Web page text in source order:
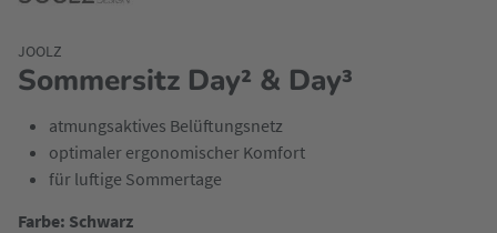
Sommersitz Day² & Day³
JOOLZ
atmungsaktives Belüftungsnetz
optimaler ergonomischer Komfort
für luftige Sommertage
Farbe: Schwarz